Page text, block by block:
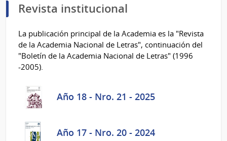
Revista institucional
La publicación principal de la Academia es la "Revista
de la Academia Nacional de Letras", continuación del
"Boletín de la Academia Nacional de Letras" (1996
-2005).
Año 18 - Nro. 21 - 2025
Año 17 - Nro. 20 - 2024